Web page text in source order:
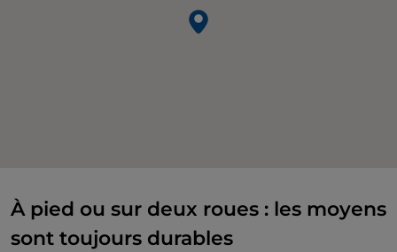
À pied ou sur deux roues : les moyens
sont toujours durables